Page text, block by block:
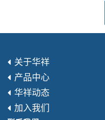
关于华祥
产品中心
华祥动态
加入我们